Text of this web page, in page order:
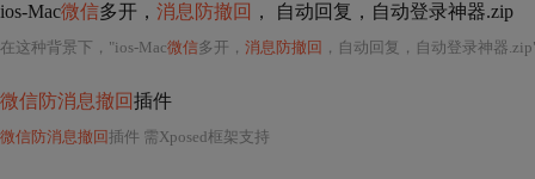
ios-Mac微信多开， 消息防撤回 ， 自动回复，自动登录神器.zip
在这种背景下，"ios-Mac微信多开， 消息防撤回 ，自动回复，自动登录神器
微信防消息撤回插件
微信防消息撤回插件 需Xposed框架支持